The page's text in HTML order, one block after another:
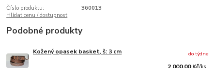
Číslo produktu:
360013
Hlídat cenu / dostupnost
Podobné produkty
Kožený opasek basket, š: 3 cm
2 000,00 Kč
do týdne